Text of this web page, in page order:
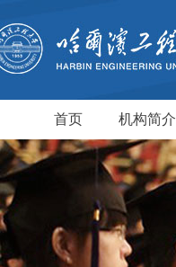
首页 机构简介